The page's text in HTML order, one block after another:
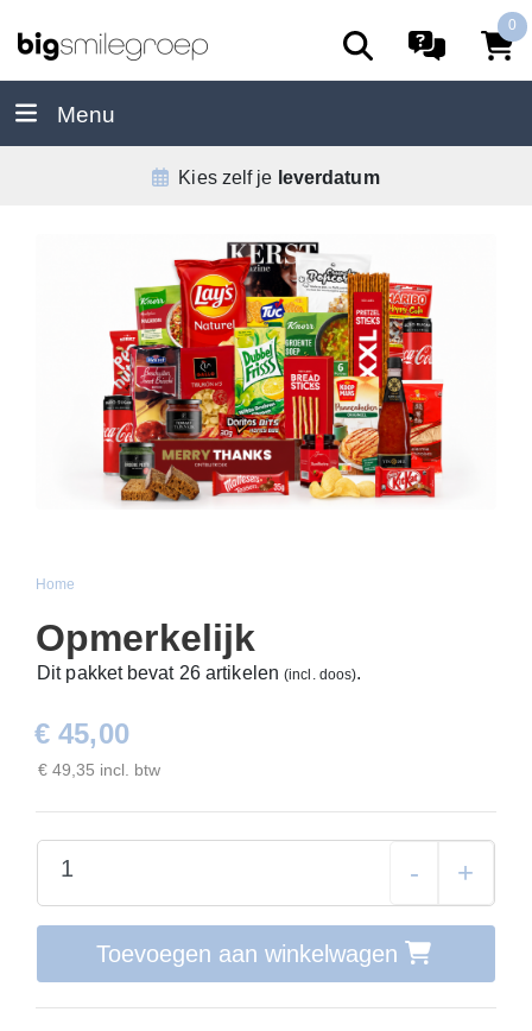
0
Menu
De allerbesteservice
Home
Opmerkelijk
Dit pakket bevat 26 artikelen (incl. doos).
€ 45,00
€ 49,35 incl. btw
- +
Toevoegen aan winkelwagen